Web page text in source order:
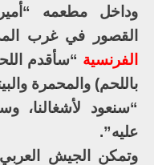
وداخل مطعمه
القصور في غرب
الفرنسية “سأقدم
باللحم) والمحمرة
“سنعود لأشغالنا،
عليه”.
وتمكن الجيش